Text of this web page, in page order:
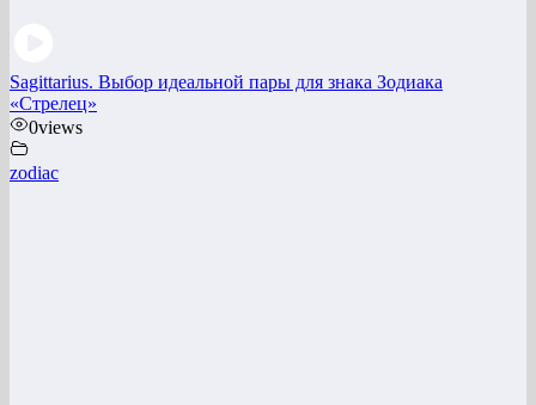
Sagittarius. Выбор идеальной пары для знака Зодиака
«Стрелец»
0views
zodiac